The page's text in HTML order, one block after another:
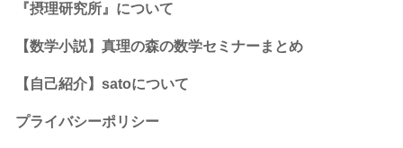
『摂理研究所』について
【数学小説】真理の森の数学セミナーまとめ
【自己紹介】satoについて
プライバシーポリシー